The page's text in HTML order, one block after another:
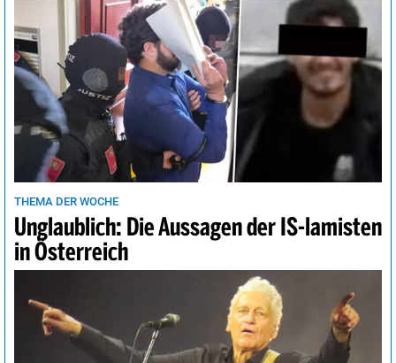
THEMA DER WOCHE
Unglaublich: Die Aussagen der IS-lamisten
in Österreich